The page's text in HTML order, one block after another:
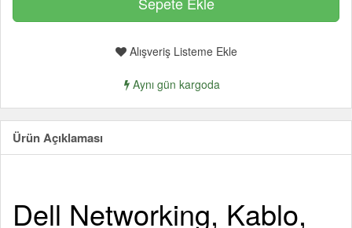
Alışveriş Listeme Ekle
Aynı gün kargoda
Ürün Açıklaması
Dell Networking, Kablo,